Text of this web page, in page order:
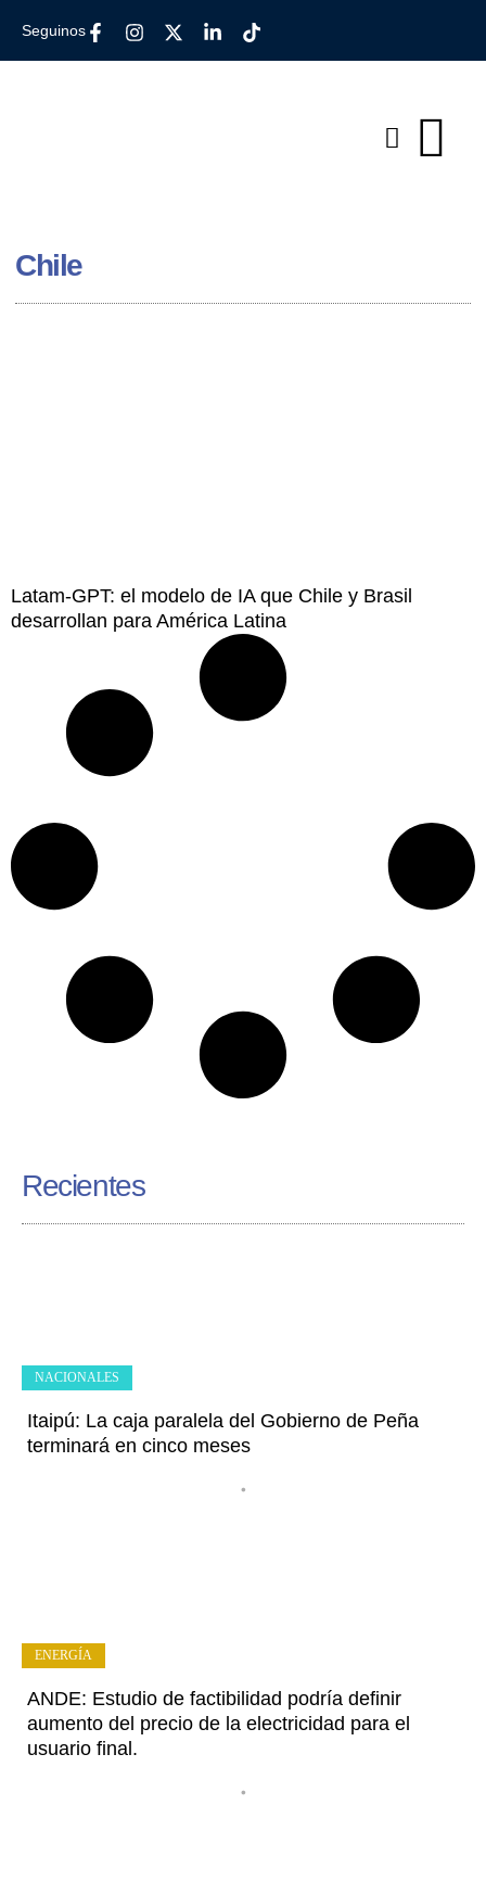
Seguinos
Chile
Latam-GPT: el modelo de IA que Chile y Brasil
desarrollan para América Latina
Recientes
Itaipú: La caja paralela del Gobierno de Peña
terminará en cinco meses
•
NACIONALES
ANDE: Estudio de factibilidad podría definir
aumento del precio de la electricidad para el
usuario final.
•
ENERGÍA